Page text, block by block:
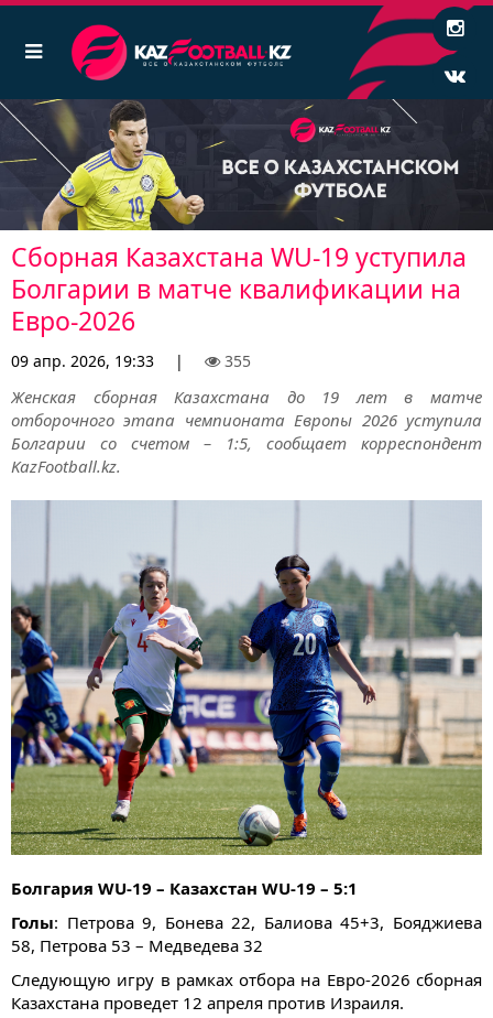
Сборная Казахстана WU-19 уступила
Болгарии в матче квалификации на
Евро-2026
09 апр. 2026, 19:33 | 355
Женская сборная Казахстана до 19 лет в матче
отборочного этапа чемпионата Европы 2026 уступила
Болгарии со счетом – 1:5, сообщает корреспондент
KazFootball.kz.
Болгария WU-19 – Казахстан WU-19 – 5:1
Голы: Петрова 9, Бонева 22, Балиова 45+3, Бояджиева
58, Петрова 53 – Медведева 32
Следующую игру в рамках отбора на Евро-2026 сборная
Казахстана проведет 12 апреля против Израиля.